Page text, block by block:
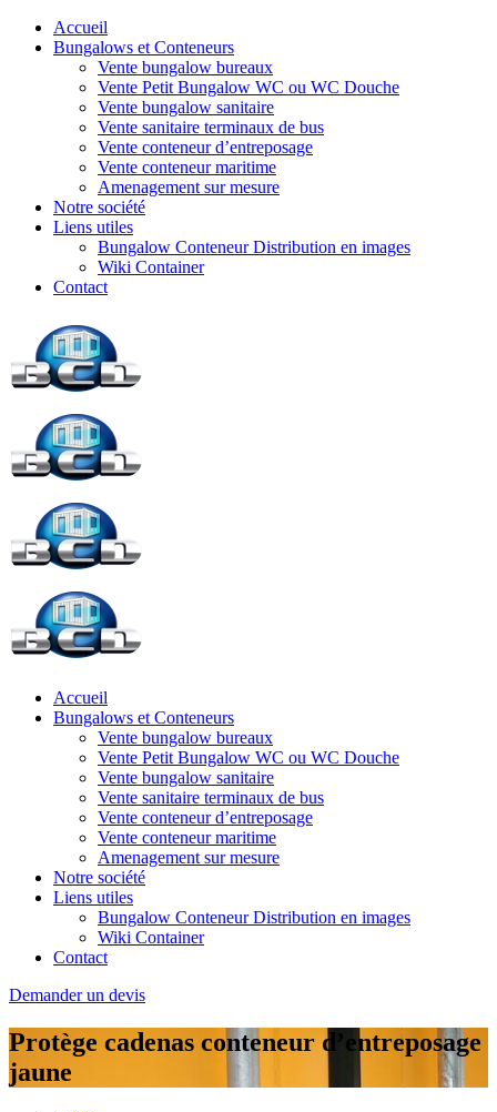
Accueil
Bungalows et Conteneurs
Vente bungalow bureaux
Vente Petit Bungalow WC ou WC Douche
Vente bungalow sanitaire
Vente sanitaire terminaux de bus
Vente conteneur d’entreposage
Vente conteneur maritime
Amenagement sur mesure
Notre société
Liens utiles
Bungalow Conteneur Distribution en images
Wiki Container
Contact
Accueil
Bungalows et Conteneurs
Vente bungalow bureaux
Vente Petit Bungalow WC ou WC Douche
Vente bungalow sanitaire
Vente sanitaire terminaux de bus
Vente conteneur d’entreposage
Vente conteneur maritime
Amenagement sur mesure
Notre société
Liens utiles
Bungalow Conteneur Distribution en images
Wiki Container
Contact
Demander un devis
Protège cadenas conteneur d’entreposage
jaune